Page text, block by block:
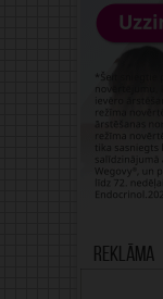
Reklāma